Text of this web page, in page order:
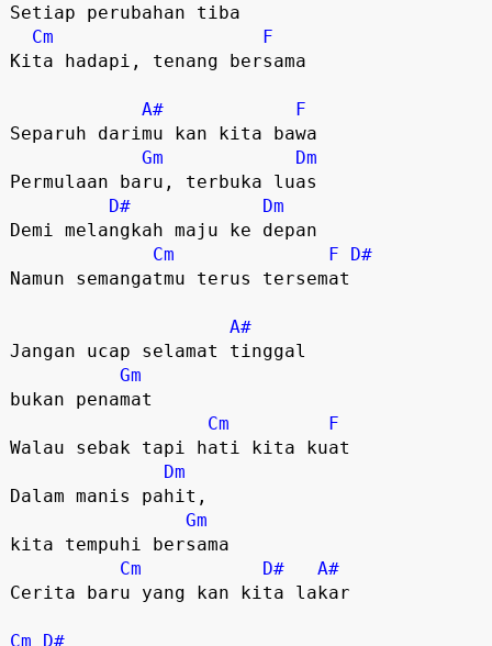
Setiap perubahan tiba
Cm
F
Kita hadapi, tenang bersama
A#
F
Separuh darimu kan kita bawa
Gm
Dm
Permulaan baru, terbuka luas
D#
Dm
Demi melangkah maju ke depan
Cm
F
D#
Namun semangatmu terus tersemat
A#
Jangan ucap selamat tinggal
Gm
bukan penamat
Cm
F
Walau sebak tapi hati kita kuat
Dm
Dalam manis pahit,
Gm
kita tempuhi bersama
Cm
D#
A#
Cerita baru yang kan kita lakar
Cm D#